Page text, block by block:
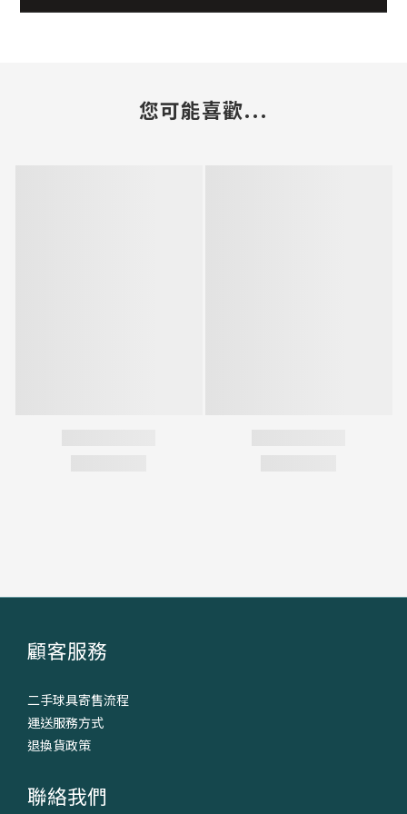
您可能喜歡...
顧客服務
二手球具寄售流程
運送服務方式
退換貨政策
聯絡我們